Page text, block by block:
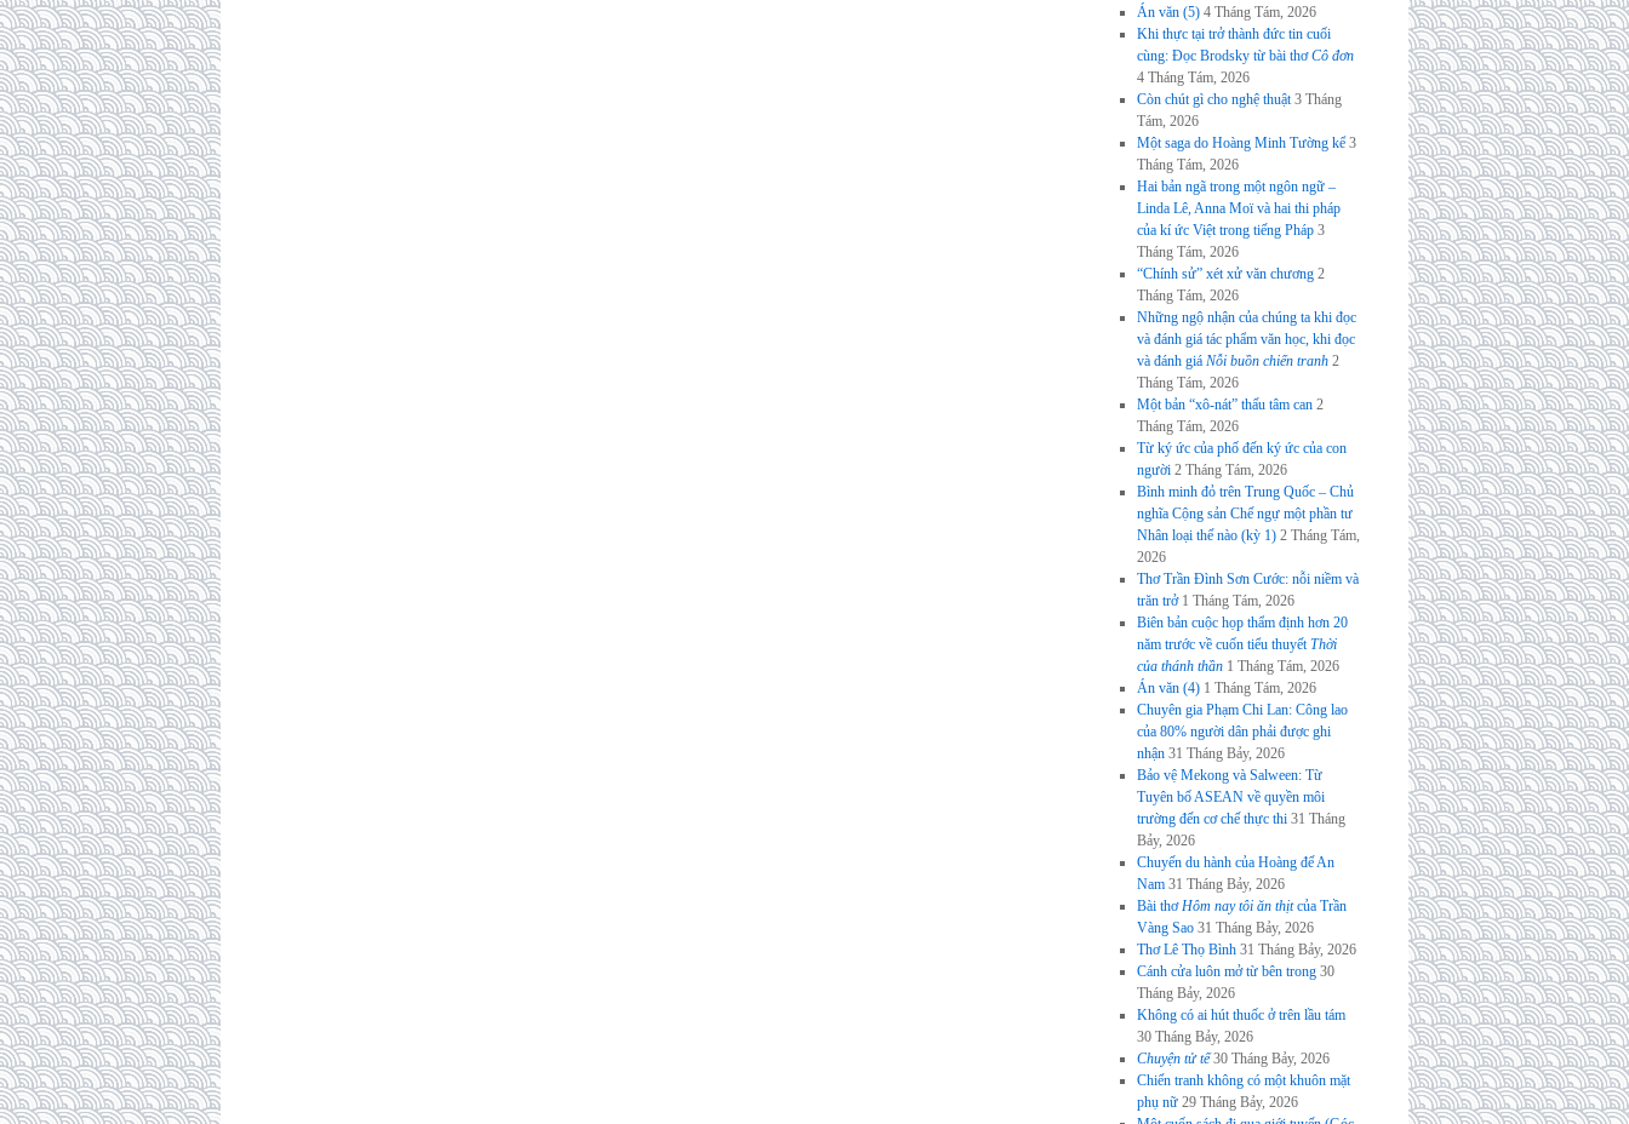
Án văn (5) 4 Tháng Tám, 2026
Khi thực tại trở thành đức tin cuối
cùng: Đọc Brodsky từ bài thơCô đơn
4 Tháng Tám, 2026
Còn chút gì cho nghệ thuật 3 Tháng
Tám, 2026
Một saga do Hoàng Minh Tường kể 3
Tháng Tám, 2026
Hai bản ngã trong một ngôn ngữ –
Linda Lê, Anna Moï và hai thi pháp
của kí ức Việt trong tiếng Pháp 3
Tháng Tám, 2026
“Chính sử” xét xử văn chương 2
Tháng Tám, 2026
Những ngộ nhận của chúng ta khi đọc
và đánh giá tác phẩm văn học, khi đọc
và đánh giá Nỗi buồn chiến tranh 2
Tháng Tám, 2026
Một bản “xô-nát” thấu tâm can 2
Tháng Tám, 2026
Từ ký ức của phố đến ký ức của con
người 2 Tháng Tám, 2026
Bình minh đỏ trên Trung Quốc – Chủ
nghĩa Cộng sản Chế ngự một phần tư
Nhân loại thế nào (kỳ 1) 2 Tháng Tám,
2026
Thơ Trần Đình Sơn Cước: nỗi niềm và
trăn trở 1 Tháng Tám, 2026
Biên bản cuộc họp thẩm định hơn 20
năm trước về cuốn tiểu thuyếtThời
của thánh thần 1 Tháng Tám, 2026
Án văn (4) 1 Tháng Tám, 2026
Chuyên gia Phạm Chi Lan: Công lao
của 80% người dân phải được ghi
nhận 31 Tháng Bảy, 2026
Bảo vệ Mekong và Salween: Từ
Tuyên bố ASEAN về quyền môi
trường đến cơ chế thực thi 31 Tháng
Bảy, 2026
Chuyến du hành của Hoàng đế An
Nam 31 Tháng Bảy, 2026
Bài thơHôm nay tôi ăn thịtcủa Trần
Vàng Sao 31 Tháng Bảy, 2026
Thơ Lê Thọ Bình 31 Tháng Bảy, 2026
Cánh cửa luôn mở từ bên trong 30
Tháng Bảy, 2026
Không có ai hút thuốc ở trên lầu tám
30 Tháng Bảy, 2026
Chuyện tử tế 30 Tháng Bảy, 2026
Chiến tranh không có một khuôn mặt
phụ nữ 29 Tháng Bảy, 2026